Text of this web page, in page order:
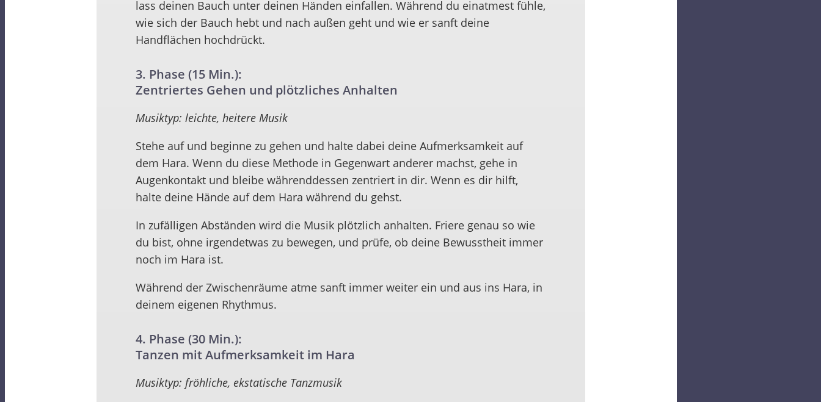
lass deinen Bauch unter deinen Händen einfallen. Während du einatmest fühle,
wie sich der Bauch hebt und nach außen geht und wie er sanft deine
Handflächen hochdrückt.
3. Phase (15 Min.):
Zentriertes Gehen und plötzliches Anhalten
Musiktyp: leichte, heitere Musik
Stehe auf und beginne zu gehen und halte dabei deine Aufmerksamkeit auf
dem Hara. Wenn du diese Methode in Gegenwart anderer machst, gehe in
Augenkontakt und bleibe währenddessen zentriert in dir. Wenn es dir hilft,
halte deine Hände auf dem Hara während du gehst.
In zufälligen Abständen wird die Musik plötzlich anhalten. Friere genau so wie
du bist, ohne irgendetwas zu bewegen, und prüfe, ob deine Bewusstheit immer
noch im Hara ist.
Während der Zwischenräume atme sanft immer weiter ein und aus ins Hara, in
deinem eigenen Rhythmus.
4. Phase (30 Min.):
Tanzen mit Aufmerksamkeit im Hara
Musiktyp: fröhliche, ekstatische Tanzmusik